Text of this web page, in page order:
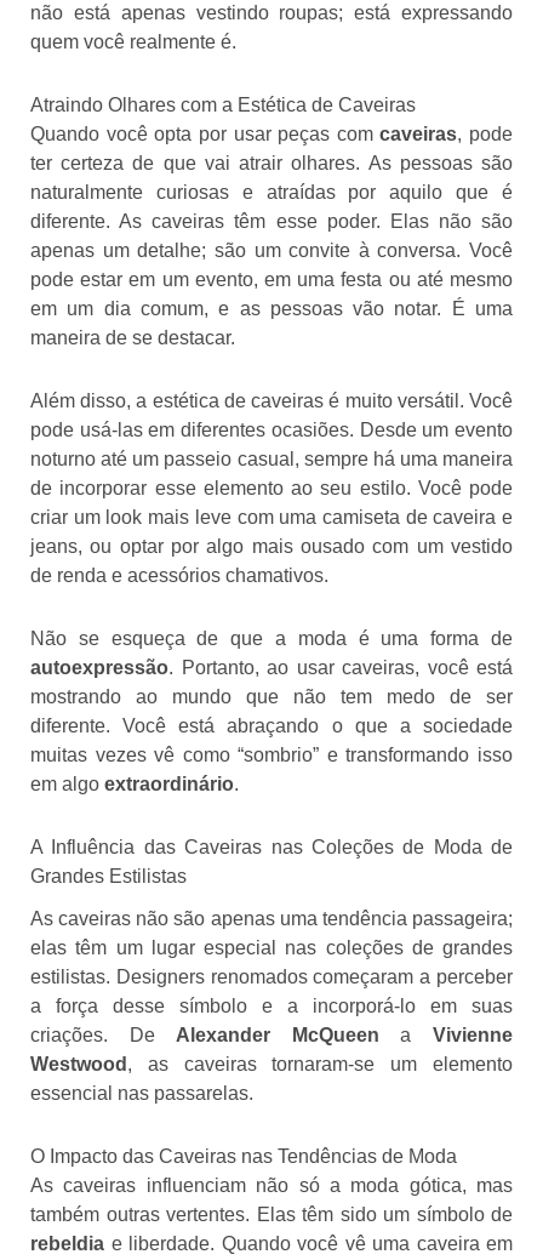
não está apenas vestindo roupas; está expressando
quem você realmente é.
Atraindo Olhares com a Estética de Caveiras
Quando você opta por usar peças comcaveiras, pode
ter certeza de que vai atrair olhares. As pessoas são
naturalmente curiosas e atraídas por aquilo que é
diferente. As caveiras têm esse poder. Elas não são
apenas um detalhe; são um convite à conversa. Você
pode estar em um evento, em uma festa ou até mesmo
em um dia comum, e as pessoas vão notar. É uma
maneira de se destacar.
Além disso, a estética de caveiras é muito versátil. Você
pode usá-las em diferentes ocasiões. Desde um evento
noturno até um passeio casual, sempre há uma maneira
de incorporar esse elemento ao seu estilo. Você pode
criar um look mais leve com uma camiseta de caveira e
jeans, ou optar por algo mais ousado com um vestido
de renda e acessórios chamativos.
Não se esqueça de que a moda é uma forma de
autoexpressão. Portanto, ao usar caveiras, você está
mostrando ao mundo que não tem medo de ser
diferente. Você está abraçando o que a sociedade
muitas vezes vê como “sombrio” e transformando isso
em algo extraordinário.
A Influência das Caveiras nas Coleções de Moda de
Grandes Estilistas
As caveiras não são apenas uma tendência passageira;
elas têm um lugar especial nas coleções de grandes
estilistas. Designers renomados começaram a perceber
a força desse símbolo e a incorporá-lo em suas
criações. De Alexander McQueen aVivienne
Westwood , as caveiras tornaram-se um elemento
essencial nas passarelas.
O Impacto das Caveiras nas Tendências de Moda
As caveiras influenciam não só a moda gótica, mas
também outras vertentes. Elas têm sido um símbolo de
rebeldia e liberdade. Quando você vê uma caveira em